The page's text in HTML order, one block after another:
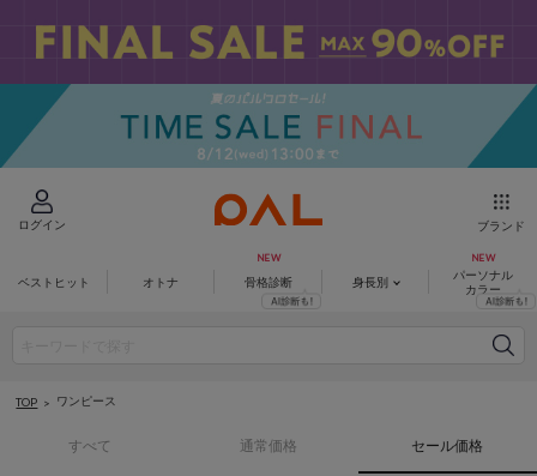
ログイン ブランド
ベストヒット オトナ 骨格診断 身長別
パーソナル
カラー
TOP ワンピース
すべて 通常価格 セール価格